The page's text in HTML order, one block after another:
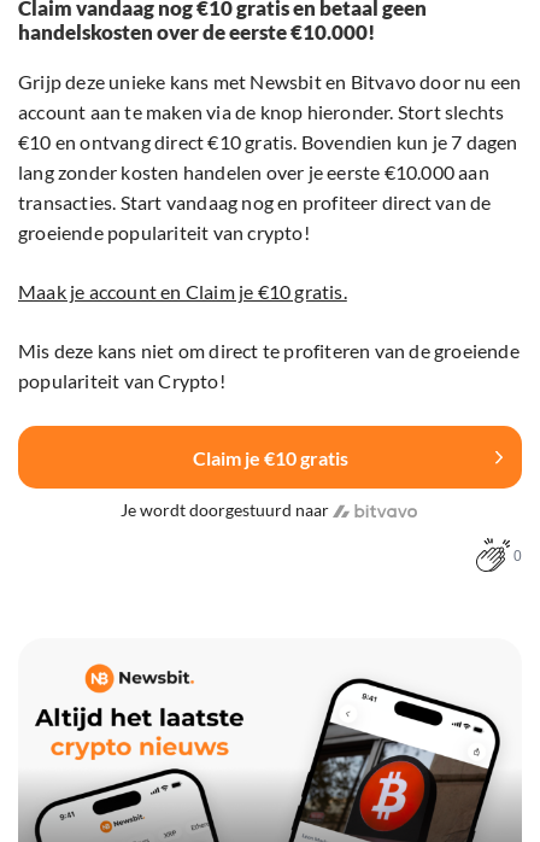
Claim vandaag nog €10 gratis en betaal geen
handelskosten over de eerste €10.000!
Grijp deze unieke kans met Newsbit en Bitvavo door nu een
account aan te maken via de knop hieronder. Stort slechts
€10 en ontvang direct €10 gratis. Bovendien kun je 7 dagen
lang zonder kosten handelen over je eerste €10.000 aan
transacties. Start vandaag nog en profiteer direct van de
groeiende populariteit van crypto!
Maak je account en Claim je €10 gratis.
Mis deze kans niet om direct te profiteren van de groeiende
populariteit van Crypto!
Claim je €10 gratis
Je wordt doorgestuurd naar
0